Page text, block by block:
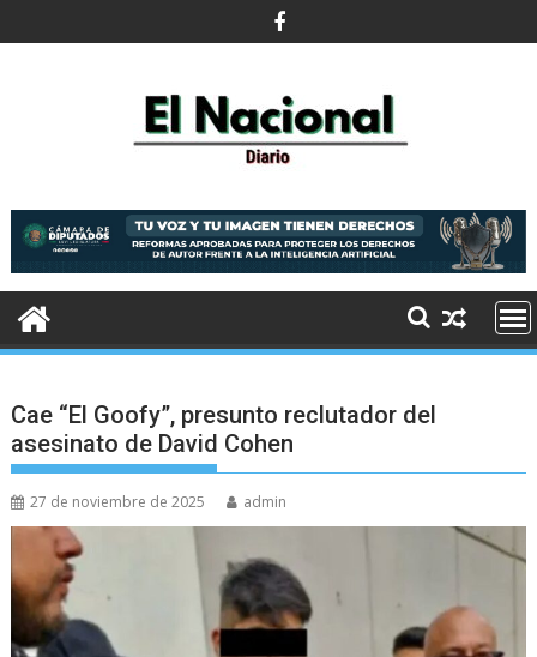
al
Cae “El Goofy”, presunto reclutador del
asesinato de David Cohen
27 de noviembre de 2025 admin